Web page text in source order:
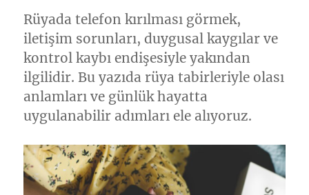
Rüyada telefon kırılması görmek,
iletişim sorunları, duygusal kaygılar ve
kontrol kaybı endişesiyle yakından
ilgilidir. Bu yazıda rüya tabirleriyle olası
anlamları ve günlük hayatta
uygulanabilir adımları ele alıyoruz.